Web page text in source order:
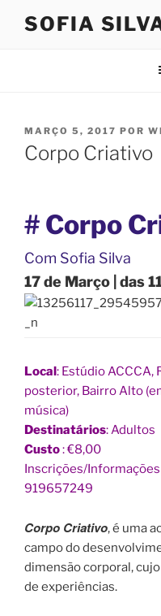
SOFIA
PUBLICADO
EM
MARÇO 5, 2017 POR
Corpo Criativo
# Corpo
Com Sofia Silva
17 de Março | das
Local: Estúdio ACCCA,
posterior, Bairro Alto
música)
Destinatários: Adultos
Custo: €8,00
Inscrições/Informações
919657249
Corpo Criativo, é uma
campo do
dimensão corporal,
de experiências.